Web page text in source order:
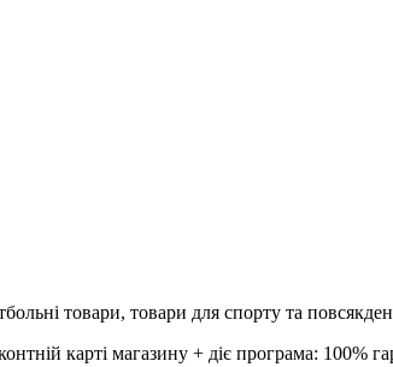
товари, товари для спорту та
карті магазину + діє програма: 100%